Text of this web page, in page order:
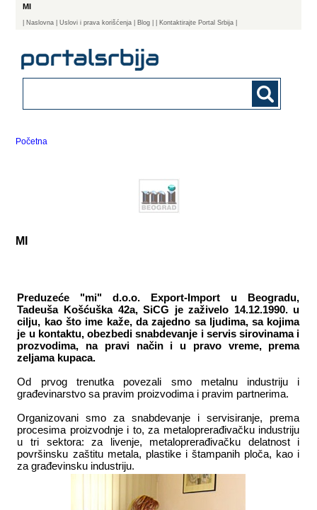
MI
Naslovna | Uslovi i prava korišćenja Blog | Kontaktirajte Portal Srbija |
Početna
MI
Preduzeće "mi" d.o.o. Export-Import u Beogradu,
Tadeuša Košćuška 42a, SiCG je zaživelo 14.12.1990. u
cilju, kao što ime kaže, da zajedno sa ljudima, sa kojima
je u kontaktu, obezbedi snabdevanje i servis sirovinama i
prozvodima, na pravi način i u pravo vreme, prema
zeljama kupaca.
Od prvog trenutka povezali smo metalnu industriju i
građevinarstvo sa pravim proizvodima i pravim partnerima.
Organizovani smo za snabdevanje i servisiranje, prema
procesima proizvodnje i to, za metaloprerađivačku industriju
u tri sektora: za livenje, metaloprerađivačku delatnost i
površinsku zaštitu metala, plastike i štampanih ploča, kao i
za građevinsku industriju.